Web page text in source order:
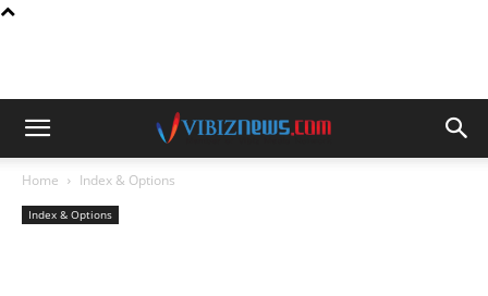
Home Index & Options
Index & Options